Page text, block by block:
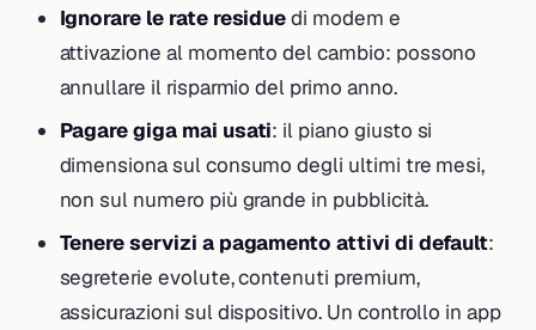
Ignorare le rate residuedi modem e
attivazione al momento del cambio: possono
annullare il risparmio del primo anno.
Pagare giga mai usati: il piano giusto si
dimensiona sul consumo degli ultimi tre mesi,
non sul numero più grande in pubblicità.
Tenere servizi a pagamento attivi di default:
segreterie evolute, contenuti premium,
assicurazioni sul dispositivo. Un controllo in app